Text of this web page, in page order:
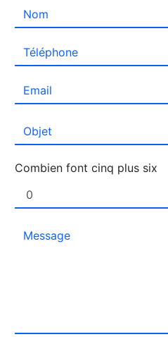
Combien font cinq plus six